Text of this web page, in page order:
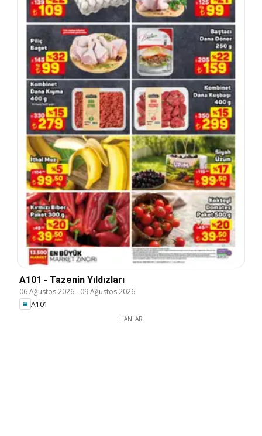
A101 - Tazenin Yıldızları
06 Ağustos 2026- 09 Ağustos 2026
A101
İLANLAR